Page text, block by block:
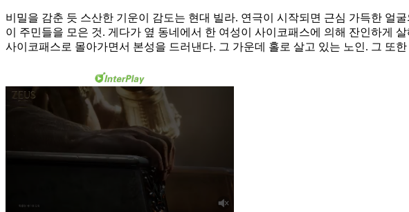
비밀을 감춘 듯 스산한 기운이 감도는 현대 빌라. 연극이 시작되면 근심 가득한 얼
이 주민들을 모은 것. 게다가 옆 동네에서 한 여성이 사이코패스에 의해 잔인하게
사이코패스로 몰아가면서 본성을 드러낸다. 그 가운데 홀로 살고 있는 노인. 그 또